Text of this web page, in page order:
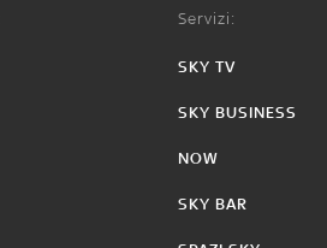
Servizi:
SKY TV
SKY BUSINESS
NOW
SKY BAR